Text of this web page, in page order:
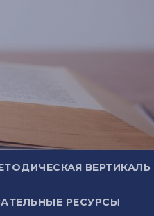
ВЕРТИКАЛЬ
РЕСУРСЫ